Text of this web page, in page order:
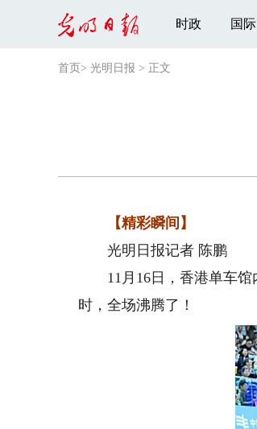
时政 国际
首页 > 光明日报 > 正文
【精彩瞬间】
光明日报记者 陈鹏
11月16日，香港单车馆
时，全场沸腾了！